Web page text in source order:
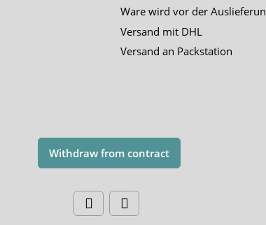
Ware wird vor der
Versand mit DHL
Versand an Packstation
Withdraw from contract